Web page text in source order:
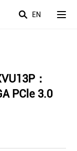
EN
：
PCle 3.0